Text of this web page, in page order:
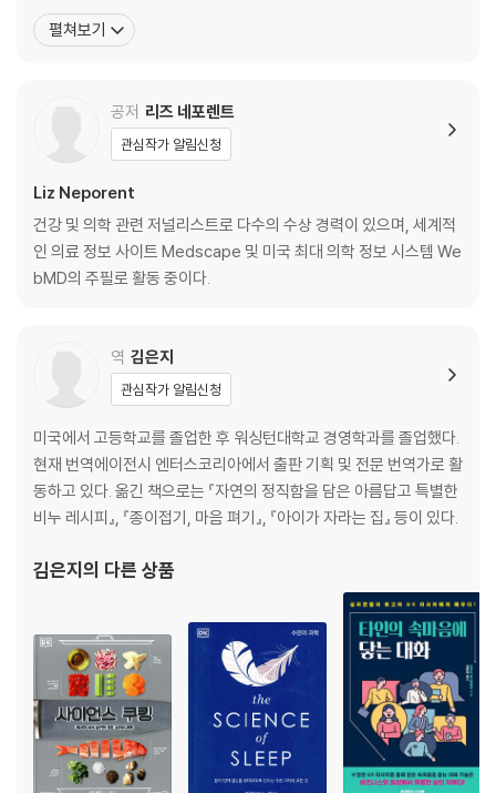
여섯 번째 열쇠 H: 사람 전체에 귀 기울이기(Hearing the Whole Perso
E.M.P.A.T.H.Y. 테크닉이 중요한 이유
CHAP 5. 내편 ‘내집단’, 반대편 ‘외집단’
속했는가, 속하지 않았는가
중심에서 밖으로, 공감의 파급 효과
별 생각 없이 ‘밖으로’ 밀려나다
CHAP 6. 성장하며 배우는 공감이 삶을 좌우한다
공감은 어떻게 자라는가
아이에게 공감을 가르치는 거울 반응
롤 모델을 통해 배우는 공감
공유를 통해 공감을 배우는 트윈십 관계
즉시 반응하는 공감, 좌절을 가르치는 공감
부모의 공감이 시험에 드는 시기
CHAP 7. 교육을 살리는 ABC 공감 테크닉
암기 영역 대신 사회적 영역의 뇌 활용하기
교실에서 활용하는 공감의 일곱 가지 열쇠
디지털 학습이 성공하려면
공감 능력을 갖춘 학생 만들기: ABC 테크닉
CHAP 8. 디지털 소통 시대에 ‘공감’은 어디로 가는가?
공감 결핍으로 몰고 가는 디지털 화면
있다는 점을 발견하고 누구든, 무슨 일을 하든 상관없이 적용할 수 있
는 뇌과학 기반의 공감 훈련 도구를 만들었다. 《최고의 나를 만드는
펼쳐보기
공저 리즈 네포렌트
관심작가 알림신청
Liz Neporent
건강 및 의학 관련 저널리스트로 다수의 수상 경력이 있으며, 세계적
인 의료 정보 사이트 Medscape 및 미국 최대 의학 정보 시스템 We
bMD의 주필로 활동 중이다.
역 김은지
관심작가 알림신청
미국에서 고등학교를 졸업한 후 워싱턴대학교 경영학과를 졸업했다.
현재 번역에이전시 엔터스코리아에서 출판 기획 및 전문 번역가로 활
동하고 있다. 옮긴 책으로는 『자연의 정직함을 담은 아름답고 특별한
비누 레시피』, 『종이접기, 마음 펴기』, 『아이가 자라는 집』 등이 있다.
김은지 의 다른 상품